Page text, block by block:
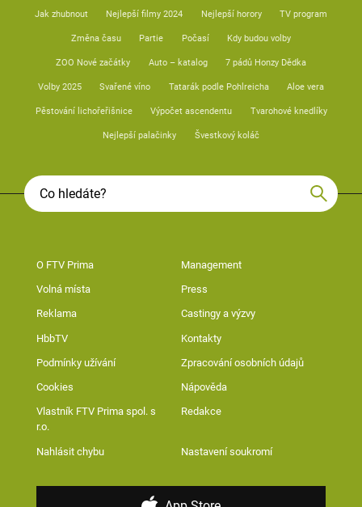
Jak zhubnout Nejlepší filmy 2024 Nejlepší horory TV program
Změna času Partie Počasí Kdy budou volby
ZOO Nové začátky Auto – katalog 7 pádů Honzy Dědka
Volby 2025 Svařené víno Tatarák podle Pohlreicha Aloe vera
Pěstování lichořeřišnice Výpočet ascendentu Tvarohové knedlíky
Nejlepší palačinky Švestkový koláč
O FTV Prima Management
Volná místa Press
Reklama Castingy a výzvy
HbbTV Kontakty
Podmínky užívání Zpracování osobních údajů
Cookies Nápověda
Vlastník FTV Prima spol. s
r.o.
Redakce
Nahlásit chybu Nastavení soukromí